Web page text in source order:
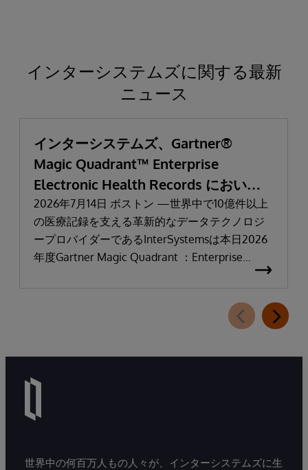
インターシステムズに関する最新
ニュース
インターシステムズ、Gartner®
Magic Quadrant™ Enterprise
Electronic Health Records において
「リーダー」と評価される
2026年7月14日 ボストン —世界中で10億件以上
の医療記録を支える革新的なデータテクノロジ
ープロバイダーであるInterSystemsは本日2026
年度Gartner Magic Quadrant ：Enterprise
Electronic Health Records（医療機関向け電子カ
世界中の何百万人もの人々が、インターシステムズに生